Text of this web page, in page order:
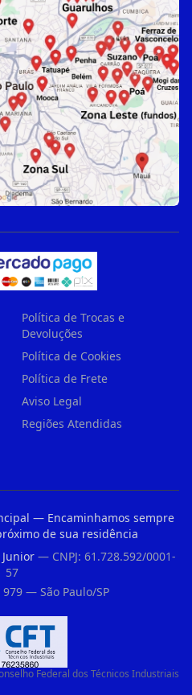
Política de Trocas e
Devoluções
Política de Cookies
Política de Frete
Aviso Legal
Regiões Atendidas
— Encaminhamos sempre
de sua residência
— CNPJ: 61.728.592/0001-
57
— São Paulo/SP
Federal dos Técnicos Industriais